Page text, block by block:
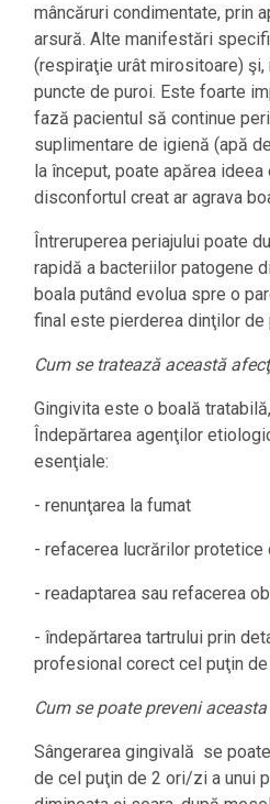
mâncăruri condimentate, prin
arsură. Alte manifestări
(respiraţie urât mirositoare) şi,
puncte de puroi. Este foarte
fază pacientul să continue
suplimentare de igienă (apă
la început, poate apărea
disconfortul creat ar agrava
Întreruperea periajului poate
rapidă a bacteriilor patogene
boala putând evolua spre o
final este pierderea dinţilor de
Cum se tratează această
Gingivita este o boală
Îndepărtarea agenţilor
esenţiale:
- renunţarea la fumat
- refacerea lucrărilor protetice
- readaptarea sau refacerea
- îndepărtarea tartrului prin
profesional corect cel puţin de
Cum se poate preveni
Sângerarea gingivală se
de cel puţin de 2 ori/zi a unui